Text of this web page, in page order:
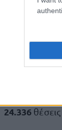
οποίων:
θέσεις
θέσεις
24.336